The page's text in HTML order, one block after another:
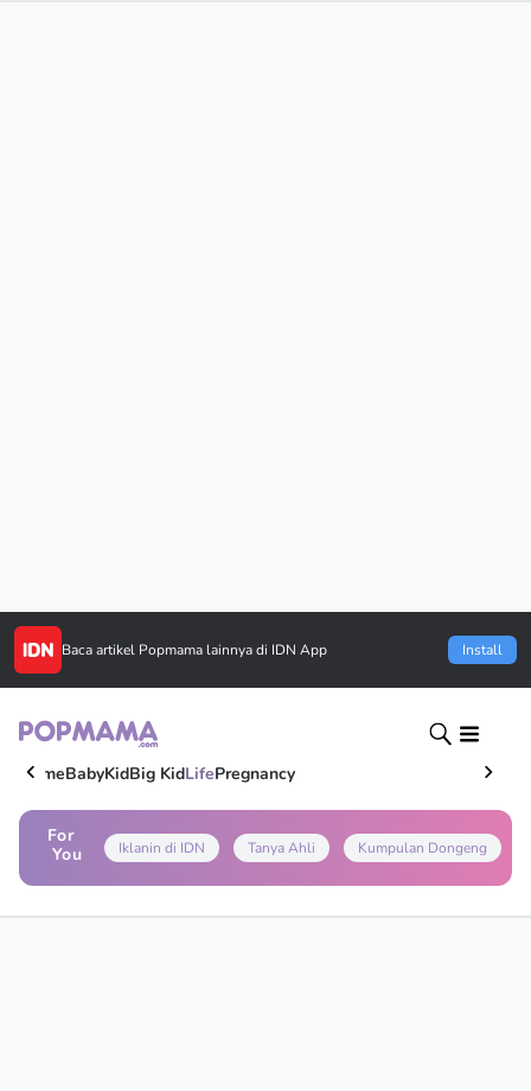
Baca artikel Popmama lainnya di IDN App Install
HomeBabyKidBig KidLifePregnancy
For
You
Iklanin di IDN Tanya Ahli Kumpulan Dongeng